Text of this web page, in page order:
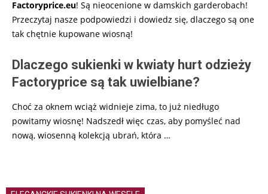
Factoryprice.eu! Są nieocenione w damskich garderobach!
Przeczytaj nasze podpowiedzi i dowiedz się, dlaczego są one
tak chętnie kupowane wiosną!
Dlaczego sukienki w kwiaty hurt odzieży
Factoryprice są tak uwielbiane?
Choć za oknem wciąż widnieje zima, to już niedługo
powitamy wiosnę! Nadszedł więc czas, aby pomyśleć nad
nową, wiosenną kolekcją ubrań, która …